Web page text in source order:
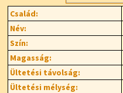
Család:
Név:
Szín:
Magasság:
Ültetési távolság:
Ültetési mélység: